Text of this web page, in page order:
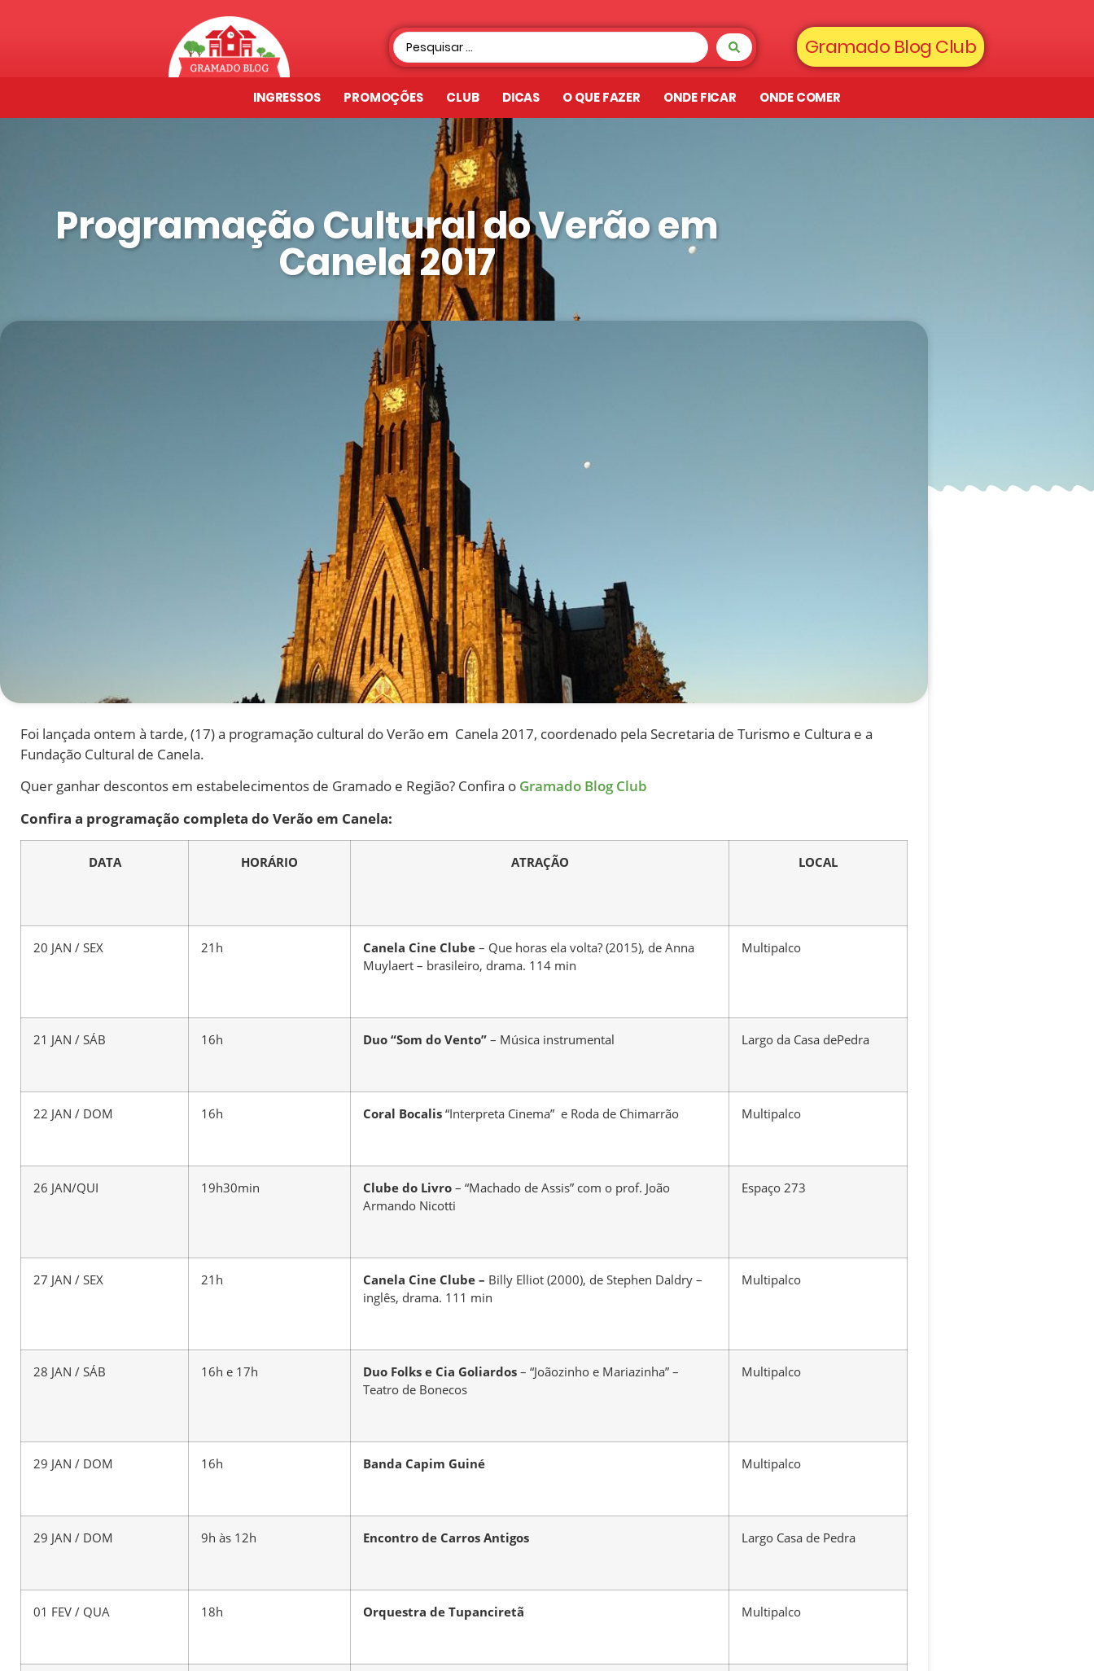
Gramado Blog Club
INGRESSOS PROMOÇÕES CLUB DICAS O QUE FAZER ONDE FICAR ONDE COMER
Programação Cultural do Verão em
Canela 2017
Foi lançada ontem à tarde, (17) a programação cultural do Verão em Canela 2017, coordenado pela Secretaria de Turismo e Cultura e a
Fundação Cultural de Canela.
Quer ganhar descontos em estabelecimentos de Gramado e Região? Confira o Gramado Blog Club
Confira a programação completa do Verão em Canela:
DATA HORÁRIO ATRAÇÃO LOCAL
20 JAN / SEX 21h Canela Cine Clube – Que horas ela volta? (2015), de Anna
Muylaert – brasileiro, drama. 114 min
Multipalco
21 JAN / SÁB 16h Duo “Som do Vento” – Música instrumental Largo da Casa dePedra
22 JAN / DOM 16h Coral Bocalis “Interpreta Cinema” e Roda de Chimarrão Multipalco
26 JAN/QUI 19h30min Clube do Livro – “Machado de Assis” com o prof. João
Armando Nicotti
Espaço 273
27 JAN / SEX 21h Canela Cine Clube – Billy Elliot (2000), de Stephen Daldry –
inglês, drama. 111 min
Multipalco
28 JAN / SÁB 16h e 17h Duo Folks e Cia Goliardos – “Joãozinho e Mariazinha” –
Teatro de Bonecos
Multipalco
29 JAN / DOM 16h Banda Capim Guiné Multipalco
29 JAN / DOM 9h às 12h Encontro de Carros Antigos Largo Casa de Pedra
01 FEV / QUA 18h Orquestra de Tupanciretã Multipalco